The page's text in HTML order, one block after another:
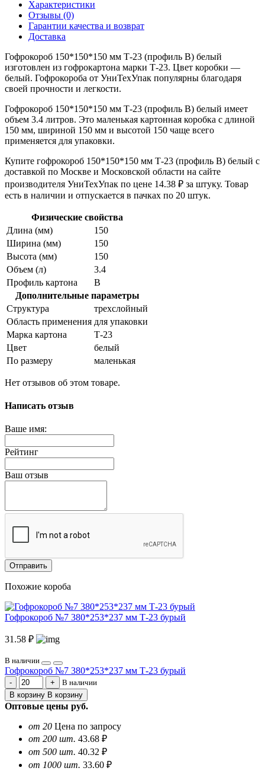
Характеристики
Отзывы (0)
Гарантии качества и возврат
Доставка
Гофрокороб 150*150*150 мм Т-23 (профиль B) белый
изготовлен из гофрокартона марки Т-23. Цвет коробки —
белый. Гофрокороба от УниТехУпак популярны благодаря
своей прочности и легкости.
Гофрокороб 150*150*150 мм Т-23 (профиль B) белый имеет
объем 3.4 литров. Это маленькая картонная коробка с длиной
150 мм, шириной 150 мм и высотой 150 чаще всего
применяется для упаковки.
Купите гофрокороб 150*150*150 мм Т-23 (профиль B) белый с
доставкой по Москве и Московской области на сайте
производителя УниТехУпак по цене 14.38 ₽ за штуку. Товар
есть в наличии и отпускается в пачках по 20 штук.
Физические свойства
Длина (мм)
150
Ширина (мм)
150
Высота (мм)
150
Объем (л)
3.4
Профиль картона
В
Дополнительные параметры
Структура
трехслойный
Область применения для упаковки
Марка картона
Т-23
Цвет
белый
По размеру
маленькая
Нет отзывов об этом товаре.
Написать отзыв
Ваше имя:
Рейтинг
Ваш отзыв
Отправить
Похожие короба
Гофрокороб №7 380*253*237 мм Т-23 бурый
31.58 ₽
В наличии
Гофрокороб №7 380*253*237 мм Т-23 бурый
В наличии
В корзину В корзину
Оптовые цены руб.
от 20 Цена по запросу
от 200 шт. 43.68 ₽
от 500 шт. 40.32 ₽
от 1000 шт. 33.60 ₽